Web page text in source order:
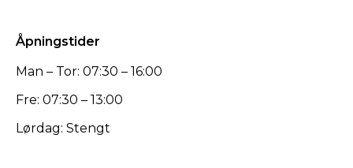
Åpningstider
Man – Tor: 07:30 – 16:00
Fre: 07:30 – 13:00
Lørdag: Stengt